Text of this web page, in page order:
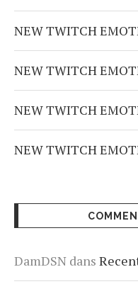
NEW TWITCH
NEW TWITCH
NEW TWITCH
NEW TWITCH
DamDSN dans